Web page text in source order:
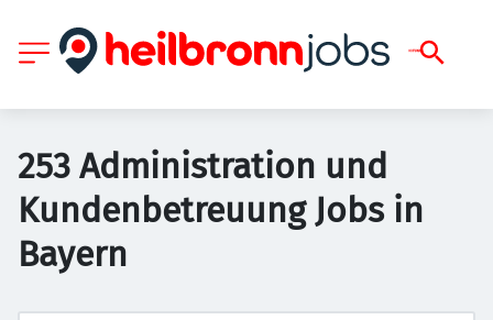
253 Administration und
Kundenbetreuung Jobs in
Bayern